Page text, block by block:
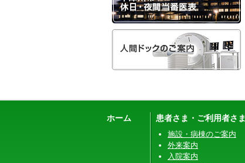
ホーム 患者さま・ご利用者さま
施設・病棟のご案内
外来案内
入院案内